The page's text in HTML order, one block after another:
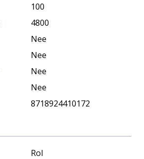
100
4800
Nee
Nee
Nee
Nee
8718924410172
Rol